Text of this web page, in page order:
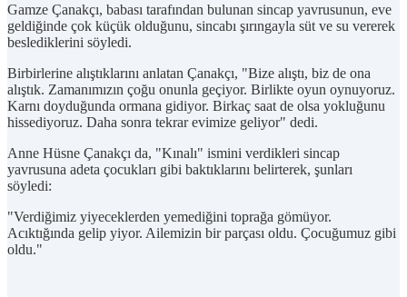
Gamze Çanakçı, babası tarafından bulunan sincap yavrusunun, eve
geldiğinde çok küçük olduğunu, sincabı şırıngayla süt ve su vererek
beslediklerini söyledi.
Birbirlerine alıştıklarını anlatan Çanakçı, "Bize alıştı, biz de ona
alıştık. Zamanımızın çoğu onunla geçiyor. Birlikte oyun oynuyoruz.
Karnı doyduğunda ormana gidiyor. Birkaç saat de olsa yokluğunu
hissediyoruz. Daha sonra tekrar evimize geliyor" dedi.
Anne Hüsne Çanakçı da, "Kınalı" ismini verdikleri sincap
yavrusuna adeta çocukları gibi baktıklarını belirterek, şunları
söyledi:
"Verdiğimiz yiyeceklerden yemediğini toprağa gömüyor.
Acıktığında gelip yiyor. Ailemizin bir parçası oldu. Çocuğumuz gibi
oldu."